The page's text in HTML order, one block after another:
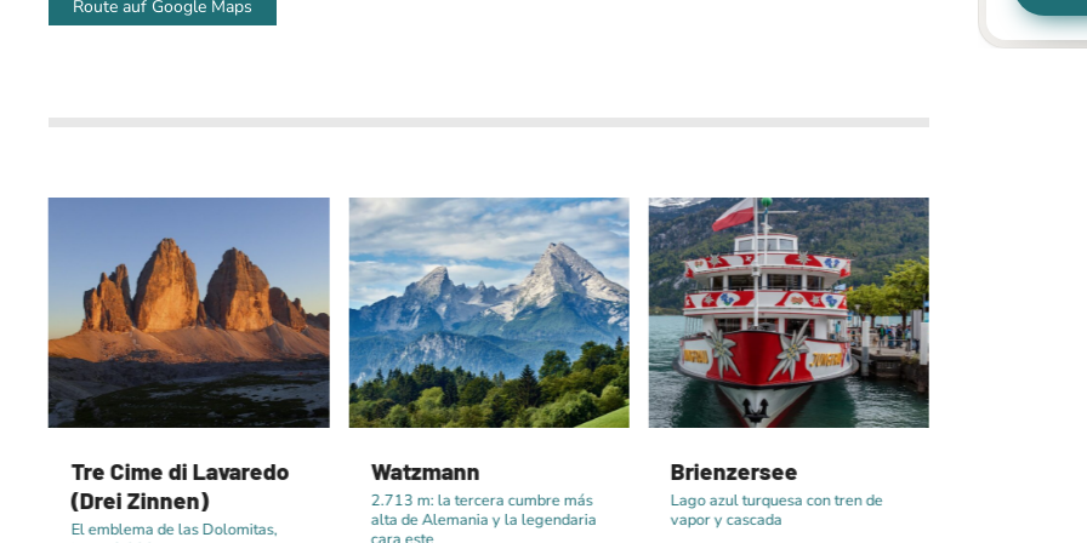
Route auf Google Maps
Tre Cime di Lavaredo
(Drei Zinnen)
El emblema de las Dolomitas,
Watzmann
2.713 m: la tercera cumbre más
alta de Alemania y la legendaria
Brienzersee
Lago azul turquesa con tren de
vapor y cascada